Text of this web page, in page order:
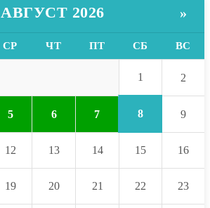
АВГУСТ 2026 »
СР ЧТ ПТ СБ ВС
1 2
5 6 7 8 9
12 13 14 15 16
19 20 21 22 23